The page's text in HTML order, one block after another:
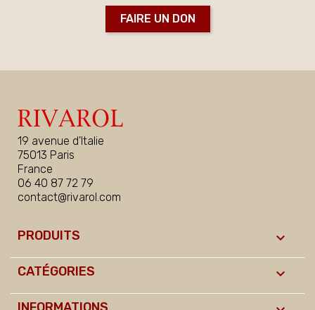
FAIRE UN DON
19 avenue d'Italie
75013 Paris
France
06 40 87 72 79
contact@rivarol.com
PRODUITS 
CATÉGORIES 